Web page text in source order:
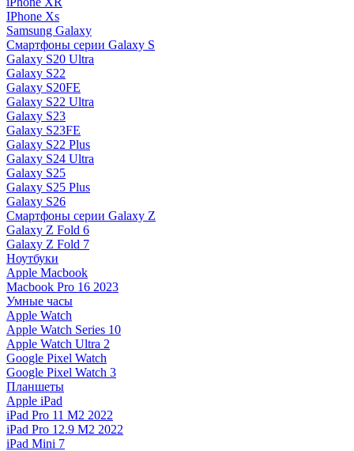
IPhone Xs
Samsung Galaxy
Смартфоны серии Galaxy S
Galaxy S20 Ultra
Galaxy S22
Galaxy S20FE
Galaxy S22 Ultra
Galaxy S23
Galaxy S23FE
Galaxy S22 Plus
Galaxy S24 Ultra
Galaxy S25
Galaxy S25 Plus
Galaxy S26
Смартфоны серии Galaxy Z
Galaxy Z Fold 6
Galaxy Z Fold 7
Ноутбуки
Apple Macbook
Macbook Pro 16 2023
Умные часы
Apple Watch
Apple Watch Series 10
Apple Watch Ultra 2
Google Pixel Watch
Google Pixel Watch 3
Планшеты
Apple iPad
iPad Pro 11 M2 2022
iPad Pro 12.9 M2 2022
iPad Mini 7